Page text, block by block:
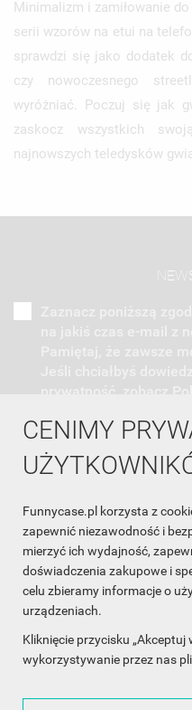
CENIMY
Funnycase.pl korzysta z
zapewnić niezawodność i
mierzyć ich wydajność,
doświadczenia zakupowe i
celu zbieramy informacje o
urządzeniach.
Kliknięcie przycisku
wykorzystywanie przez nas
Minimalizm i zamiłowanie
serii wzorów na etui na
sprawdzi się jako dodatek
czy nowoczesnego
wyróżniać. Poczuj się jak
zaskocz wszystkich
najnowszych teledysków
INFORMACJA O SKLEPIE
INFORMACJE
OBSŁUGA KLIENTA
WSPÓŁPRACA